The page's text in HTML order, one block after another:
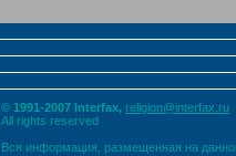
© 1991-2007 Interfax, religion@interfax.ru
All rights reserved
Вся информация, размещенная на